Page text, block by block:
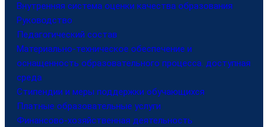
Внутренняя система оценки качества образования
Руководство
Педагогический состав
Материально-техническое обеспечение и
оснащенность образовательного процесса. доступная
среда
Стипендии и меры поддержки обучающихся
Платные образовательные услуги
Финансово-хозяйственная деятельность